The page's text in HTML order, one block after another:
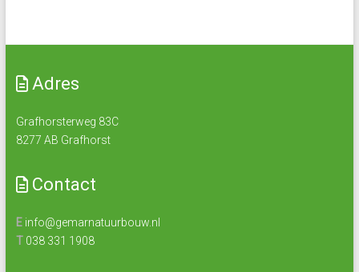
Adres
Grafhorsterweg 83C
8277 AB Grafhorst
Contact
E info@gemarnatuurbouw.nl
T 038 331 1908